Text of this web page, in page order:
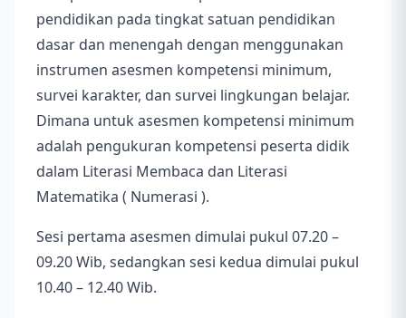
pendidikan pada tingkat satuan pendidikan
dasar dan menengah dengan menggunakan
instrumen asesmen kompetensi minimum,
survei karakter, dan survei lingkungan belajar.
Dimana untuk asesmen kompetensi minimum
adalah pengukuran kompetensi peserta didik
dalam Literasi Membaca dan Literasi
Matematika ( Numerasi ).
Sesi pertama asesmen dimulai pukul 07.20 –
09.20 Wib, sedangkan sesi kedua dimulai pukul
10.40 – 12.40 Wib.